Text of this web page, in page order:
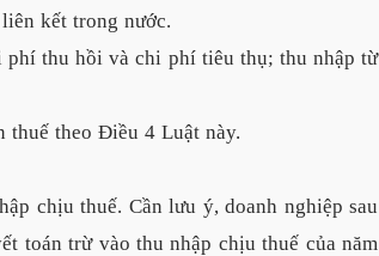
kết trong nước.
phí thu hồi và chi phí tiêu thụ; thu nhập từ
thuế theo Điều 4 Luật này.
chịu thuế. Cần lưu ý, doanh nghiệp sau
toán trừ vào thu nhập chịu thuế của năm